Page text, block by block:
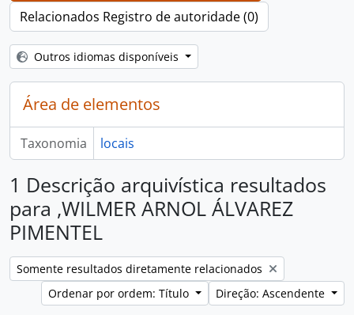
Relacionados Registro de autoridade (0)
Outros idiomas disponíveis
Área de elementos
Taxonomia locais
1 Descrição arquivística resultados
para ,WILMER ARNOL ÁLVAREZ
PIMENTEL
Remove filter:
Somente resultados diretamente relacionados
Ordenar por ordem: Título
Direção: Ascendente